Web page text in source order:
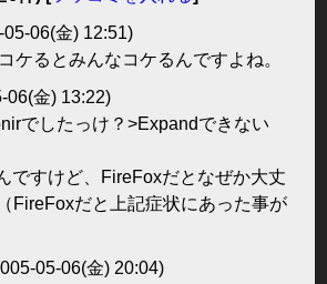
05-06(金) 12:51)
ケるとみんなコケるんですよね。
06(金) 13:22)
でしたっけ？>Expandできない
ですけど、FireFoxだとなぜか大丈
FireFoxだと上記症状にあった事が
05-06(金) 20:04)